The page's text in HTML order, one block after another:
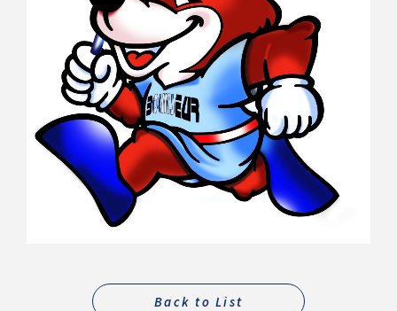
Back to List